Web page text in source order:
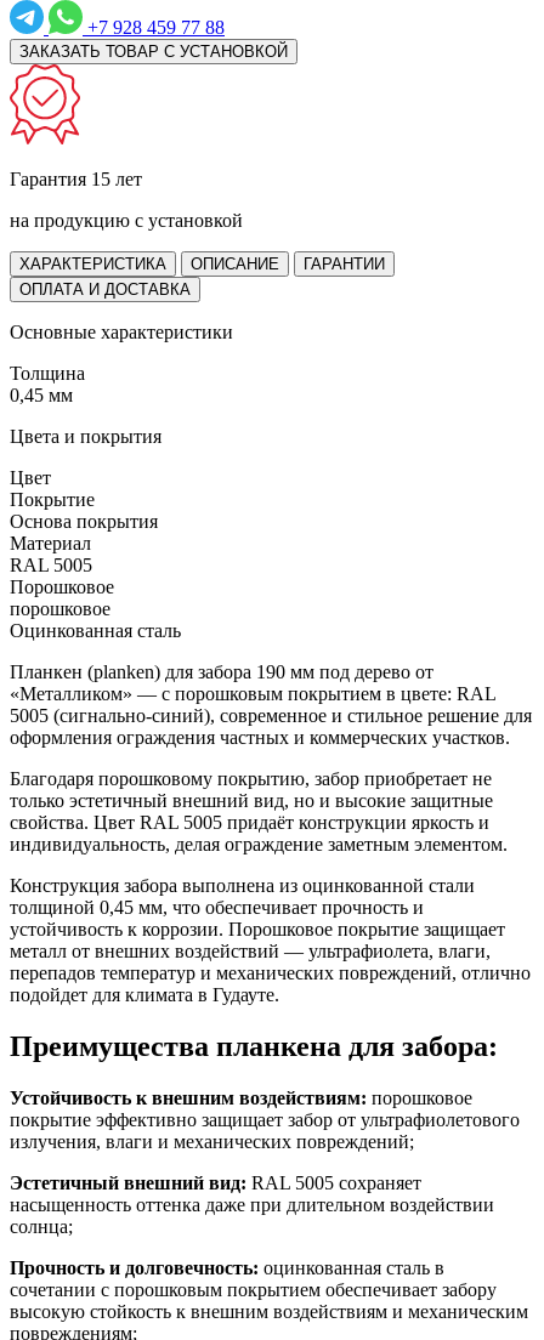
+7 928 459 77 88
ЗАКАЗАТЬ ТОВАР С УСТАНОВКОЙ
Гарантия 15 лет
на продукцию с установкой
ХАРАКТЕРИСТИКА ОПИСАНИЕ
ГАРАНТИИ
ОПЛАТА И ДОСТАВКА
Основные характеристики
Толщина
0,45 мм
Цвета и покрытия
Цвет
Покрытие
Основа покрытия
Материал
RAL 5005
Порошковое
порошковое
Оцинкованная сталь
Планкен (planken) для забора 190 мм под дерево от
«Металликом» — с порошковым покрытием в цвете: RAL
5005 (сигнально-синий), современное и стильное решение для
оформления ограждения частных и коммерческих участков.
Благодаря порошковому покрытию, забор приобретает не
только эстетичный внешний вид, но и высокие защитные
свойства. Цвет RAL 5005 придаёт конструкции яркость и
индивидуальность, делая ограждение заметным элементом.
Конструкция забора выполнена из оцинкованной стали
толщиной 0,45 мм, что обеспечивает прочность и
устойчивость к коррозии. Порошковое покрытие защищает
металл от внешних воздействий — ультрафиолета, влаги,
перепадов температур и механических повреждений, отлично
подойдет для климата в Гудауте.
Преимущества планкена для забора:
Устойчивость к внешним воздействиям: порошковое
покрытие эффективно защищает забор от ультрафиолетового
излучения, влаги и механических повреждений;
Эстетичный внешний вид: RAL 5005 сохраняет
насыщенность оттенка даже при длительном воздействии
солнца;
Прочность и долговечность: оцинкованная сталь в
сочетании с порошковым покрытием обеспечивает забору
высокую стойкость к внешним воздействиям и механическим
повреждениям;